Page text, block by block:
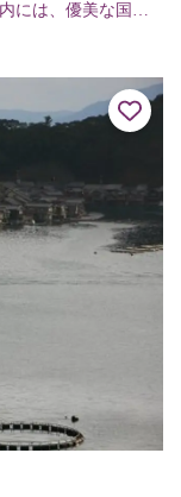
には、優美な国宝